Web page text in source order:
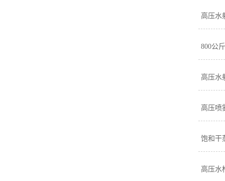
高压水
800公
高压水
高压喷
饱和干
高压水